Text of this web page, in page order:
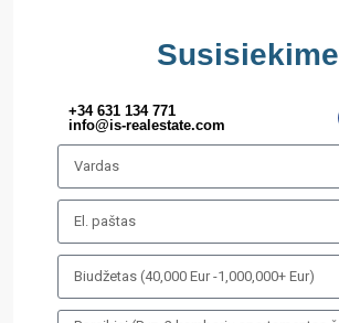
Susisiekime
+34 631 134 771
info@is-realestate.com